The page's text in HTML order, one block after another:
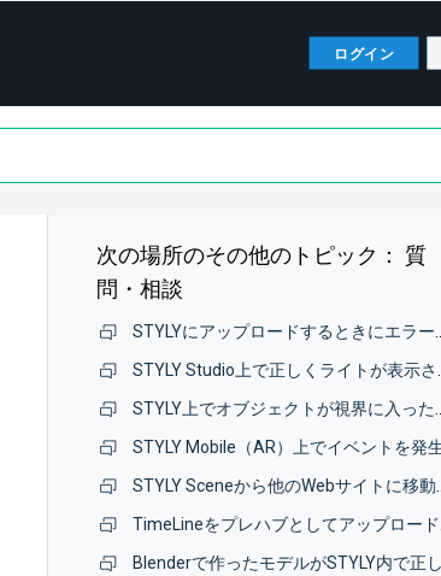
ログイン
次の場所のその他のトピック： 質
問・相談